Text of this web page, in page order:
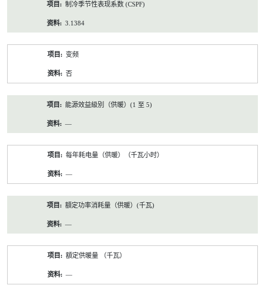
制冷季节性表现系数 (CSPF)
3.1384
变频
否
能源效益級別（供暖）(1 至 5)
—
每年耗电量（供暖）（千瓦小时）
—
額定功率消耗量（供暖）(千瓦)
—
額定供暖量 （千瓦）
—